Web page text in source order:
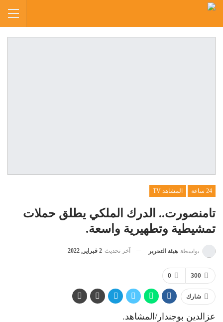
24 ساعة المشاهد TV
تامنصورت.. الدرك الملكي يطلق حملات
تمشيطية وتطهيرية واسعة.
بواسطة هيئة التحرير آخر تحديث 2 فبراير, 2022
0 300
شارك
عزالدين بوجندار/المشاهد.